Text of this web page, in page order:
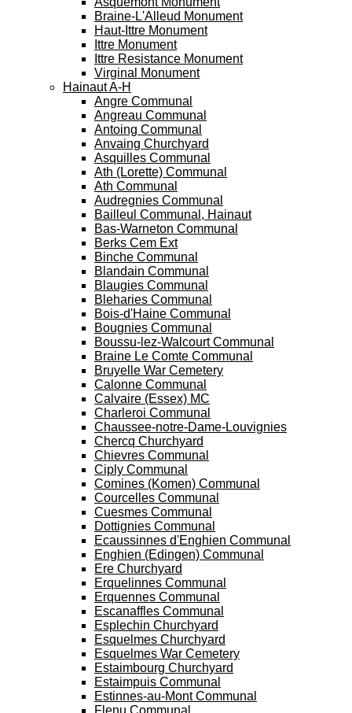
Braine-L'Alleud Monument
Haut-Ittre Monument
Ittre Monument
Ittre Resistance Monument
Virginal Monument
Hainaut A-H
Angre Communal
Angreau Communal
Antoing Communal
Anvaing Churchyard
Asquilles Communal
Ath (Lorette) Communal
Ath Communal
Audregnies Communal
Bailleul Communal, Hainaut
Bas-Warneton Communal
Berks Cem Ext
Binche Communal
Blandain Communal
Blaugies Communal
Bleharies Communal
Bois-d'Haine Communal
Bougnies Communal
Boussu-lez-Walcourt Communal
Braine Le Comte Communal
Bruyelle War Cemetery
Calonne Communal
Calvaire (Essex) MC
Charleroi Communal
Chaussee-notre-Dame-Louvignies
Chercq Churchyard
Chievres Communal
Ciply Communal
Comines (Komen) Communal
Courcelles Communal
Cuesmes Communal
Dottignies Communal
Ecaussinnes d'Enghien Communal
Enghien (Edingen) Communal
Ere Churchyard
Erquelinnes Communal
Erquennes Communal
Escanaffles Communal
Esplechin Churchyard
Esquelmes Churchyard
Esquelmes War Cemetery
Estaimbourg Churchyard
Estaimpuis Communal
Estinnes-au-Mont Communal
Flenu Communal